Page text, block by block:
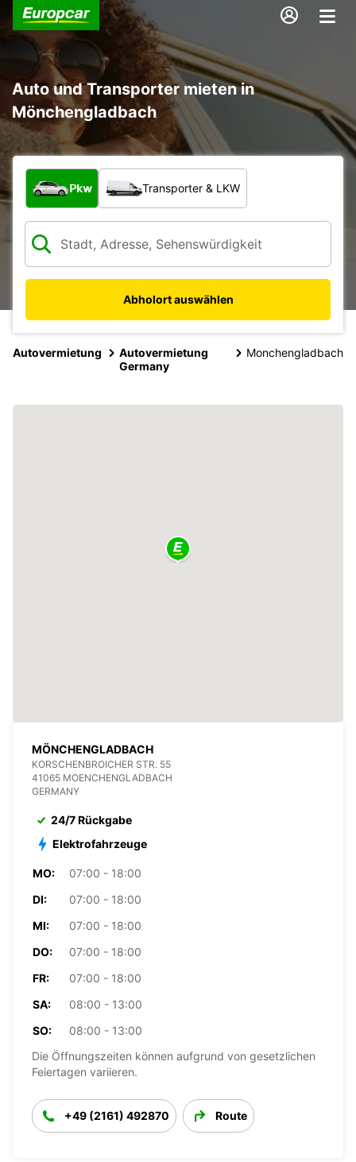
Auto und Transporter mieten in
Mönchengladbach
Welche Art von Fahrzeug?
Pkw Transporter & LKW
Abholort auswählen
Autovermietung
Autovermietung
Germany
Monchengladbach
MÖNCHENGLADBACH
KORSCHENBROICHER STR. 55
41065 MOENCHENGLADBACH
GERMANY
24/7 Rückgabe
Elektrofahrzeuge
MO:
07:00 - 18:00
DI:
07:00 - 18:00
MI:
07:00 - 18:00
DO:
07:00 - 18:00
FR:
07:00 - 18:00
SA:
08:00 - 13:00
SO:
08:00 - 13:00
Die Öffnungszeiten können aufgrund von gesetzlichen
Feiertagen variieren.
+49 (2161) 492870 Route